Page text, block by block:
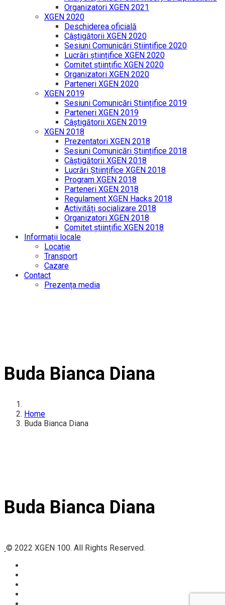
Organizatori XGEN 2021
XGEN 2020
Deschiderea oficială
Câștigătorii XGEN 2020
Sesiuni Comunicări Științifice 2020
Lucrări științifice XGEN 2020
Comitet științific XGEN 2020
Organizatori XGEN 2020
Parteneri XGEN 2020
XGEN 2019
Sesiuni Comunicări Științifice 2019
Parteneri XGEN 2019
Câștigătorii XGEN 2019
XGEN 2018
Prezentatori XGEN 2018
Sesiuni Comunicări Științifice 2018
Câștigătorii XGEN 2018
Lucrări Științifice XGEN 2018
Program XGEN 2018
Parteneri XGEN 2018
Regulament XGEN Hacks 2018
Activități socializare 2018
Organizatori XGEN 2018
Comitet științific XGEN 2018
Informații locale
Locație
Transport
Cazare
Contact
Prezența media
Buda Bianca Diana
Home
Buda Bianca Diana
Buda Bianca Diana
© 2022 XGEN 100. All Rights Reserved.